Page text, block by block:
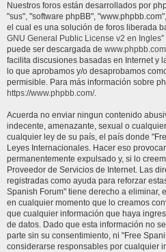
Nuestros foros están desarrollados por
"sus", "software phpBB",
el cual es una solución de foros liberada
GNU General Public License v2 en Ingles
puede ser descargada de www.phpbb.com
facilita discusiones basadas en Internet y
lo que aprobamos y/o desaprobamos
permisible. Para más información sobre
https://www.phpbb.com/.
Acuerda no enviar ningun contenido
indecente, amenazante, sexual o
cualquier ley de su país, el país donde
Leyes Internacionales. Hacer eso
permanentemente expulsado y, si lo
Proveedor de Servicios de Internet. Las
registradas como ayuda para reforzar
Spanish Forum" tiene derecho a eliminar,
en cualquier momento que lo creamos
que cualquier información que haya
de datos. Dado que esta información no
parte sin su consentimiento, ni "Free
considerarse responsables por cualquier